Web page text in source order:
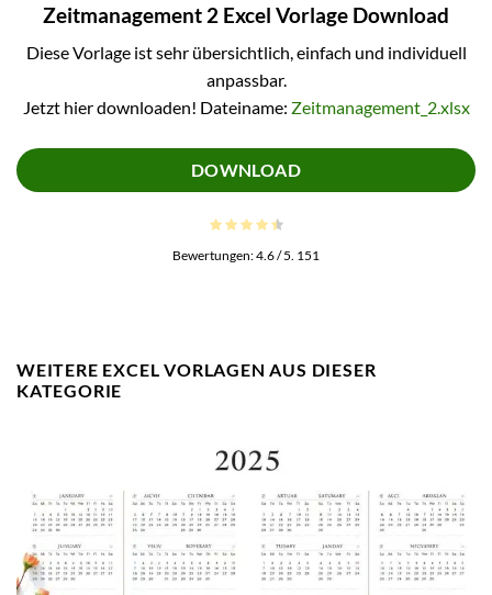
Zeitmanagement 2 Excel Vorlage Download
Diese Vorlage ist sehr übersichtlich, einfach und individuell
anpassbar.
Jetzt hier downloaden! Dateiname: Zeitmanagement_2.xlsx
DOWNLOAD
Bewertungen:4.6/ 5. 151
WEITERE EXCEL VORLAGEN AUS DIESER
KATEGORIE